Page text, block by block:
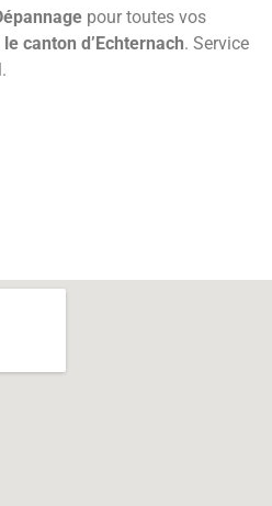
pour toutes vos
canton d’Echternach. Service